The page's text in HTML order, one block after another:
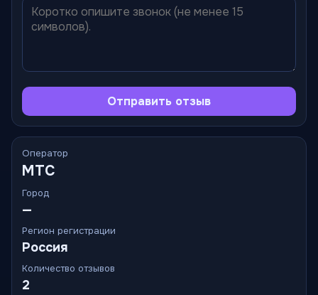
Отправить отзыв
Оператор
МТС
Город
—
Регион регистрации
Россия
Количество отзывов
2